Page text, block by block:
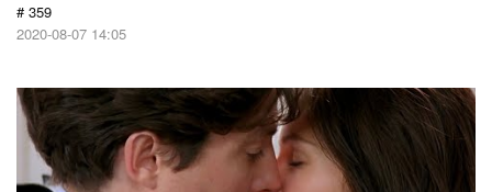
# 359
2020-08-07 14:05